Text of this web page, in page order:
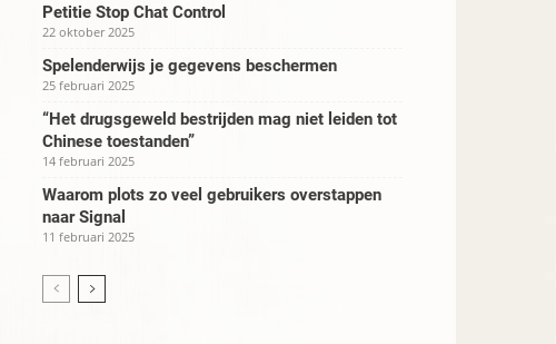
Petitie Stop Chat Control
22 oktober 2025
Spelenderwijs je gegevens beschermen
25 februari 2025
“Het drugsgeweld bestrijden mag niet leiden tot
Chinese toestanden”
14 februari 2025
Waarom plots zo veel gebruikers overstappen
naar Signal
11 februari 2025